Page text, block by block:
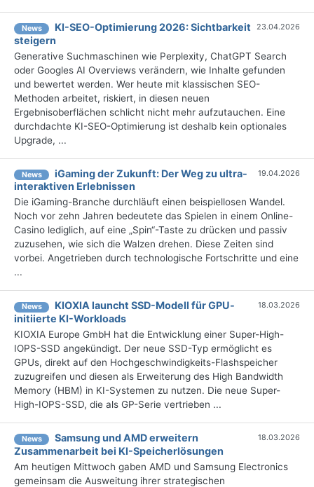
News
KI-SEO-Optimierung 2026: Sichtbarkeit
steigern
23.04.2026
Generative Suchmaschinen wie Perplexity, ChatGPT Search
oder Googles AI Overviews verändern, wie Inhalte gefunden
und bewertet werden. Wer heute mit klassischen SEO-
Methoden arbeitet, riskiert, in diesen neuen
Ergebnisoberflächen schlicht nicht mehr aufzutauchen. Eine
durchdachte KI-SEO-Optimierung ist deshalb kein optionales
Upgrade, ...
News
iGaming der Zukunft: Der Weg zu ultra-
interaktiven Erlebnissen
19.04.2026
Die iGaming-Branche durchläuft einen beispiellosen Wandel.
Noch vor zehn Jahren bedeutete das Spielen in einem Online-
Casino lediglich, auf eine „Spin“-Taste zu drücken und passiv
zuzusehen, wie sich die Walzen drehen. Diese Zeiten sind
vorbei. Angetrieben durch technologische Fortschritte und eine
...
News
KIOXIA launcht SSD-Modell für GPU-
initiierte KI-Workloads
18.03.2026
KIOXIA Europe GmbH hat die Entwicklung einer Super-High-
IOPS-SSD angekündigt. Der neue SSD-Typ ermöglicht es
GPUs, direkt auf den Hochgeschwindigkeits-Flashspeicher
zuzugreifen und diesen als Erweiterung des High Bandwidth
Memory (HBM) in KI-Systemen zu nutzen. Die neue Super-
High-IOPS-SSD, die als GP-Serie vertrieben ...
News
Samsung und AMD erweitern
Zusammenarbeit bei KI-Speicherlösungen
18.03.2026
Am heutigen Mittwoch gaben AMD und Samsung Electronics
gemeinsam die Ausweitung ihrer strategischen